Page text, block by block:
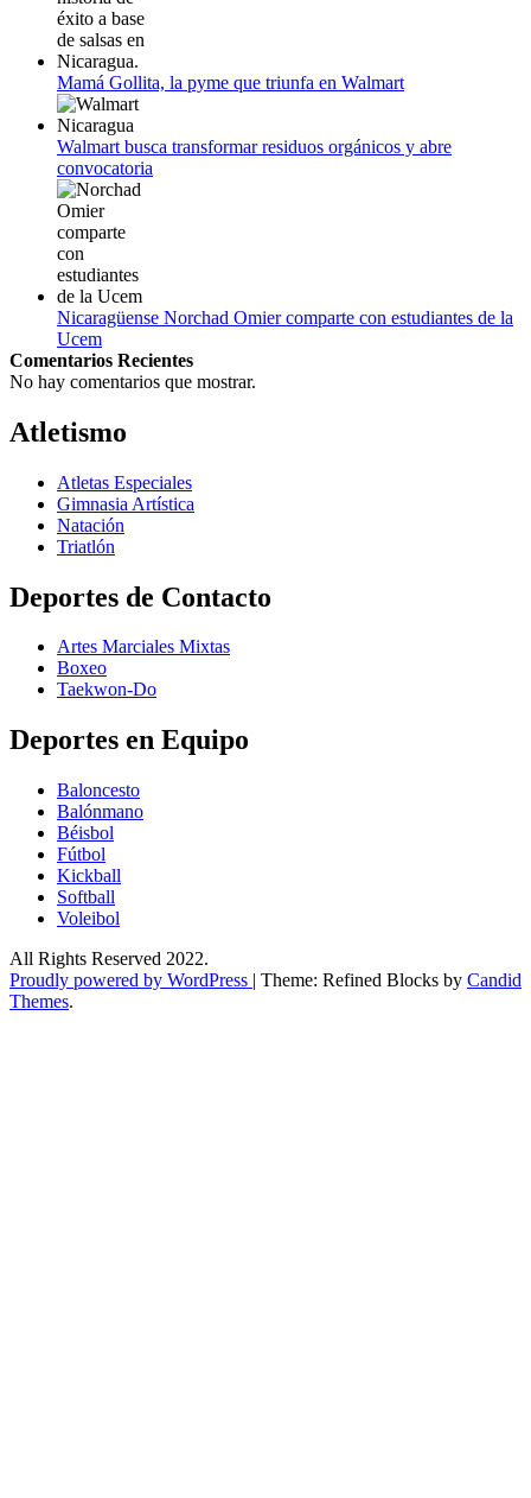
Mamá Gollita, la pyme que triunfa en Walmart
Walmart busca transformar residuos orgánicos y abre
convocatoria
Nicaragüense Norchad Omier comparte con estudiantes de la
Ucem
Comentarios Recientes
No hay comentarios que mostrar.
Atletismo
Atletas Especiales
Gimnasia Artística
Natación​
Triatlón​
Deportes de Contacto
Artes Marciales Mixtas
Boxeo
Taekwon-Do
Deportes en Equipo
Baloncesto
Balónmano
Béisbol
Fútbol
Kickball​
Softball​
Voleibol​
All Rights Reserved 2022.
Proudly powered by WordPress | Theme: Refined Blocks by Candid
Themes.